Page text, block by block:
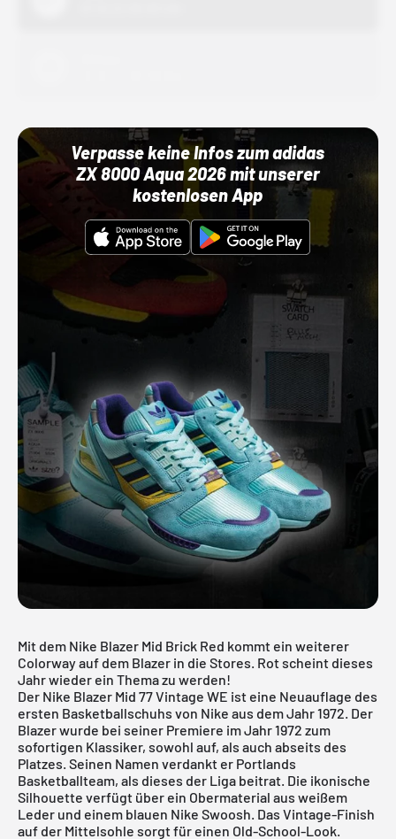
Verpasse keine Infos zum adidas
ZX 8000 Aqua 2026 mit unserer
kostenlosen App
Mit dem Nike Blazer Mid Brick Red kommt ein weiterer
Colorway auf dem Blazer in die Stores. Rot scheint dieses
Jahr wieder ein Thema zu werden!
Der Nike Blazer Mid 77 Vintage WE ist eine Neuauflage des
ersten Basketballschuhs von Nike aus dem Jahr 1972. Der
Blazer wurde bei seiner Premiere im Jahr 1972 zum
sofortigen Klassiker, sowohl auf, als auch abseits des
Platzes. Seinen Namen verdankt er Portlands
Basketballteam, als dieses der Liga beitrat. Die ikonische
Silhouette verfügt über ein Obermaterial aus weißem
Leder und einem blauen Nike Swoosh. Das Vintage-Finish
auf der Mittelsohle sorgt für einen Old-School-Look.